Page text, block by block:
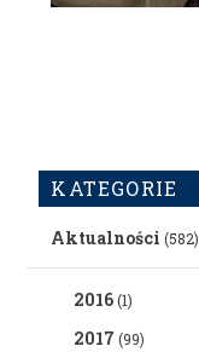
KATEGORIE
Aktualności (582)
2016(1)
2017 (99)